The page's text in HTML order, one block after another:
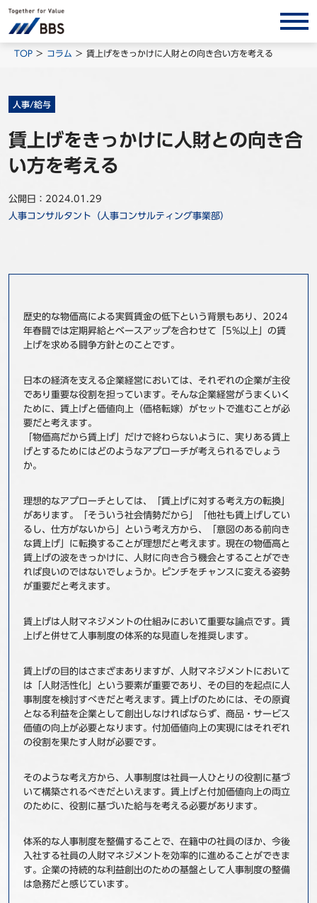
株主・投資家情報 採用情報
サービス/ソリューション
事例
セミナ−
ニュース
お問い合わせ
TOP コラム 賃上げをきっかけに人財との向き合い方を考える
人事/給与
賃上げをきっかけに人財との向き合
い方を考える
公開日：2024.01.29
人事コンサルタント（人事コンサルティング事業部）
歴史的な物価高による実質賃金の低下という背景もあり、2024
年春闘では定期昇給とベースアップを合わせて「5%以上」の賃
上げを求める闘争方針とのことです。
日本の経済を支える企業経営においては、それぞれの企業が主役
であり重要な役割を担っています。そんな企業経営がうまくいく
ために、賃上げと価値向上（価格転嫁）がセットで進むことが必
要だと考えます。
「物価高だから賃上げ」だけで終わらないように、実りある賃上
げとするためにはどのようなアプローチが考えられるでしょう
か。
理想的なアプローチとしては、「賃上げに対する考え方の転換」
があります。「そういう社会情勢だから」「他社も賃上げしてい
るし、仕方がないから」という考え方から、「意図のある前向き
な賃上げ」に転換することが理想だと考えます。現在の物価高と
賃上げの波をきっかけに、人財に向き合う機会とすることができ
れば良いのではないでしょうか。ピンチをチャンスに変える姿勢
が重要だと考えます。
賃上げは人財マネジメントの仕組みにおいて重要な論点です。賃
上げと併せて人事制度の体系的な見直しを推奨します。
賃上げの目的はさまざまありますが、人財マネジメントにおいて
は「人財活性化」という要素が重要であり、その目的を起点に人
事制度を検討すべきだと考えます。賃上げのためには、その原資
となる利益を企業として創出しなければならず、商品・サービス
価値の向上が必要となります。付加価値向上の実現にはそれぞれ
の役割を果たす人財が必要です。
そのような考え方から、人事制度は社員一人ひとりの役割に基づ
いて構築されるべきだといえます。賃上げと付加価値向上の両立
のために、役割に基づいた給与を考える必要があります。
体系的な人事制度を整備することで、在籍中の社員のほか、今後
入社する社員の人財マネジメントを効率的に進めることができま
す。企業の持続的な利益創出のための基盤として人事制度の整備
は急務だと感じています。